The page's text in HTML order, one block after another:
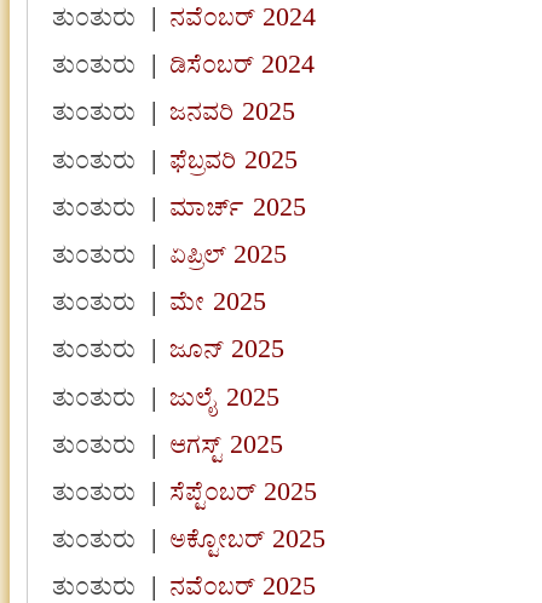
ತುಂತುರು
|ನವೆಂಬರ್ 2024
ತುಂತುರು
|ಡಿಸೆಂಬರ್ 2024
ತುಂತುರು
|ಜನವರಿ 2025
ತುಂತುರು
|ಫೆಬ್ರವರಿ 2025
ತುಂತುರು
|ಮಾರ್ಚ್ 2025
ತುಂತುರು
|ಏಪ್ರಿಲ್ 2025
ತುಂತುರು
|ಮೇ 2025
ತುಂತುರು
|ಜೂನ್ 2025
ತುಂತುರು
|ಜುಲೈ 2025
ತುಂತುರು
|ಆಗಸ್ಟ್ 2025
ತುಂತುರು
|ಸೆಪ್ಟೆಂಬರ್ 2025
ತುಂತುರು
|ಅಕ್ಟೋಬರ್ 2025
ತುಂತುರು
|ನವೆಂಬರ್ 2025